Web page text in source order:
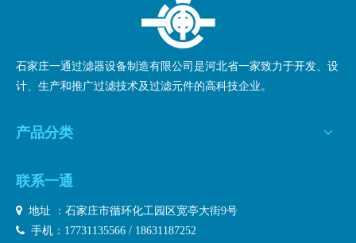
石家庄一通过滤器设备制造有限公司是河北省一家致力于开发、设
计、生产和推广过滤技术及过滤元件的高科技企业。
产品分类
联系一通
 地址 ：石家庄市循环化工园区宽亭大街9号
 手机：17731135566 / 18631187252